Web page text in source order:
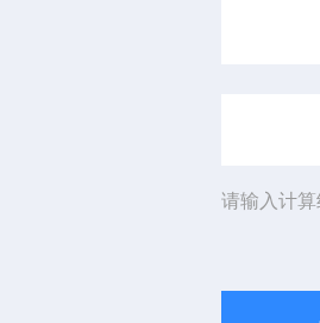
请输入计